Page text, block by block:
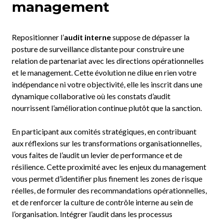
management
Repositionner l’audit internesuppose de dépasser la
posture de surveillance distante pour construire une
relation de partenariat avec les directions opérationnelles
et le management. Cette évolution ne dilue en rien votre
indépendance ni votre objectivité, elle les inscrit dans une
dynamique collaborative où les constats d’audit
nourrissent l’amélioration continue plutôt que la sanction.
En participant aux comités stratégiques, en contribuant
aux réflexions sur les transformations organisationnelles,
vous faites de l’audit un levier de performance et de
résilience. Cette proximité avec les enjeux du management
vous permet d’identifier plus finement les zones de risque
réelles, de formuler des recommandations opérationnelles,
et de renforcer la culture de contrôle interne au sein de
l’organisation. Intégrer l’audit dans les processus